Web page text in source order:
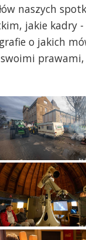
naszych
jakie kadry
o jakich